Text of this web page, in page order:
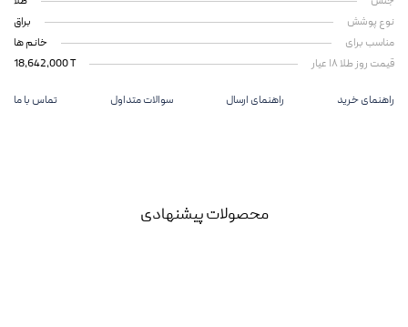
نوع پوشش
براق
مناسب برای
خانم ها
قیمت روز طلا ۱۸ عیار
18,642,000 T
راهنمای خرید راهنمای ارسال سوالات متداول تماس با ما
محصولات پیشنهادی